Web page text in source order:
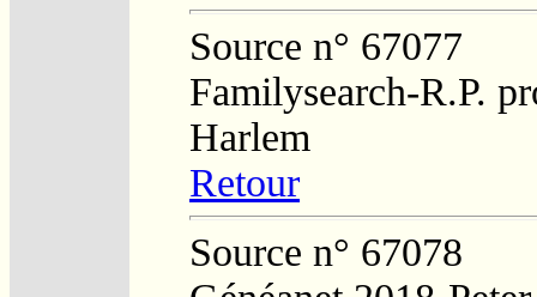
Source n° 67077
Familysearch-R.P.
Harlem
Retour
Source n° 67078